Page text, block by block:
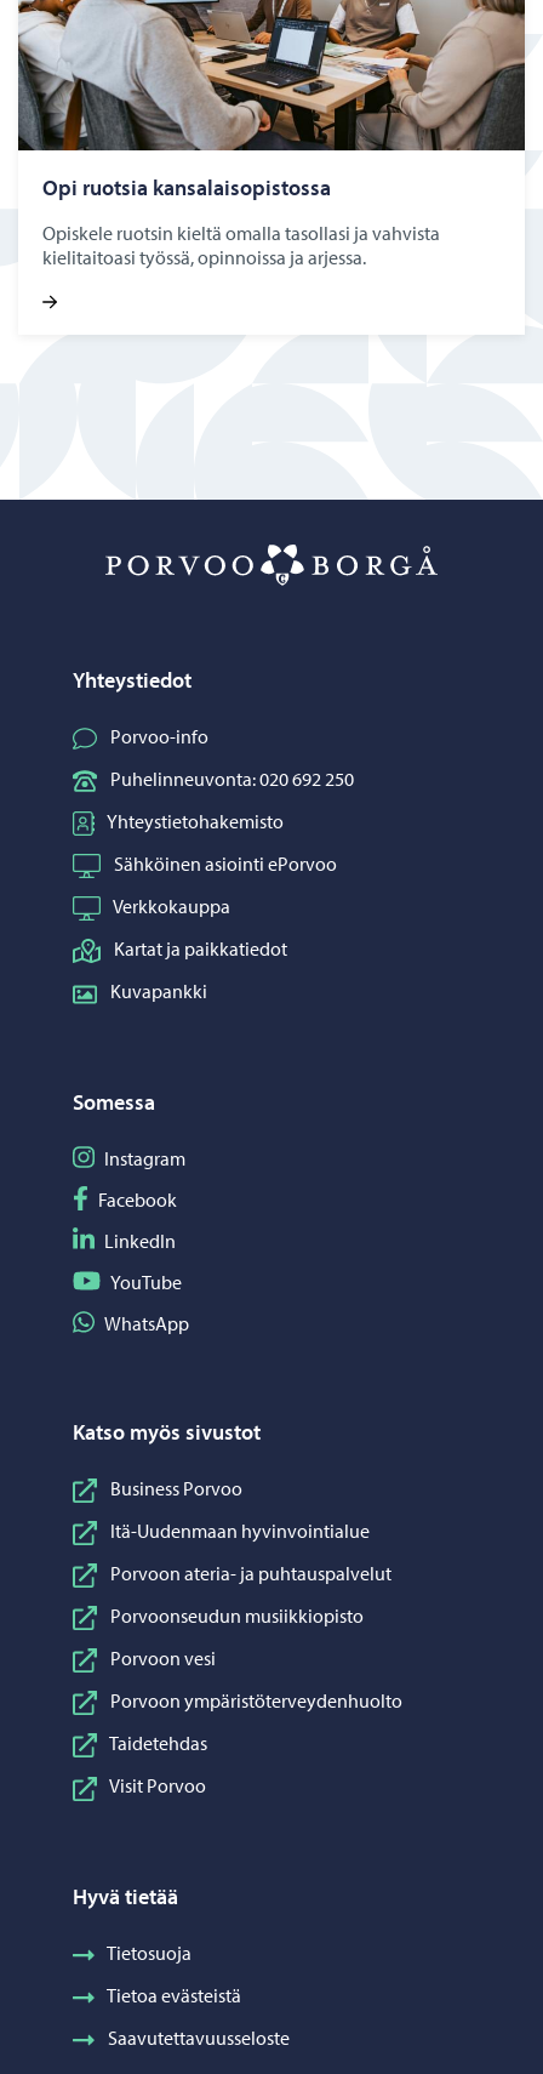
Opi ruot­sia kan­sa­lais­opis­tos­sa
Opiskele ruotsin kieltä omalla tasollasi ja vahvista
kielitaitoasi työssä, opinnoissa ja arjessa.
Yhteystiedot
Porvoo-info
Puhelinneuvonta: 020 692 250
Yhteystietohakemisto
Sähköinen asiointi ePorvoo
Verkkokauppa
Kartat ja paikkatiedot
Kuvapankki
Somessa
Seuraa Instagram
Instagram
Seuraa Facebook
Facebook
Seuraa LinkedIn
LinkedIn
Seuraa YouTube
YouTube
Jaa WhatsApp
WhatsApp
Katso myös sivustot
Business Porvoo
Itä-Uudenmaan hyvinvointialue
Porvoon ateria- ja puhtauspalvelut
Porvoonseudun musiikkiopisto
Porvoon vesi
Porvoon ympäristöterveydenhuolto
Taidetehdas
Visit Porvoo
Hyvä tietää
Tietosuoja
Tietoa evästeistä
Saavutettavuusseloste